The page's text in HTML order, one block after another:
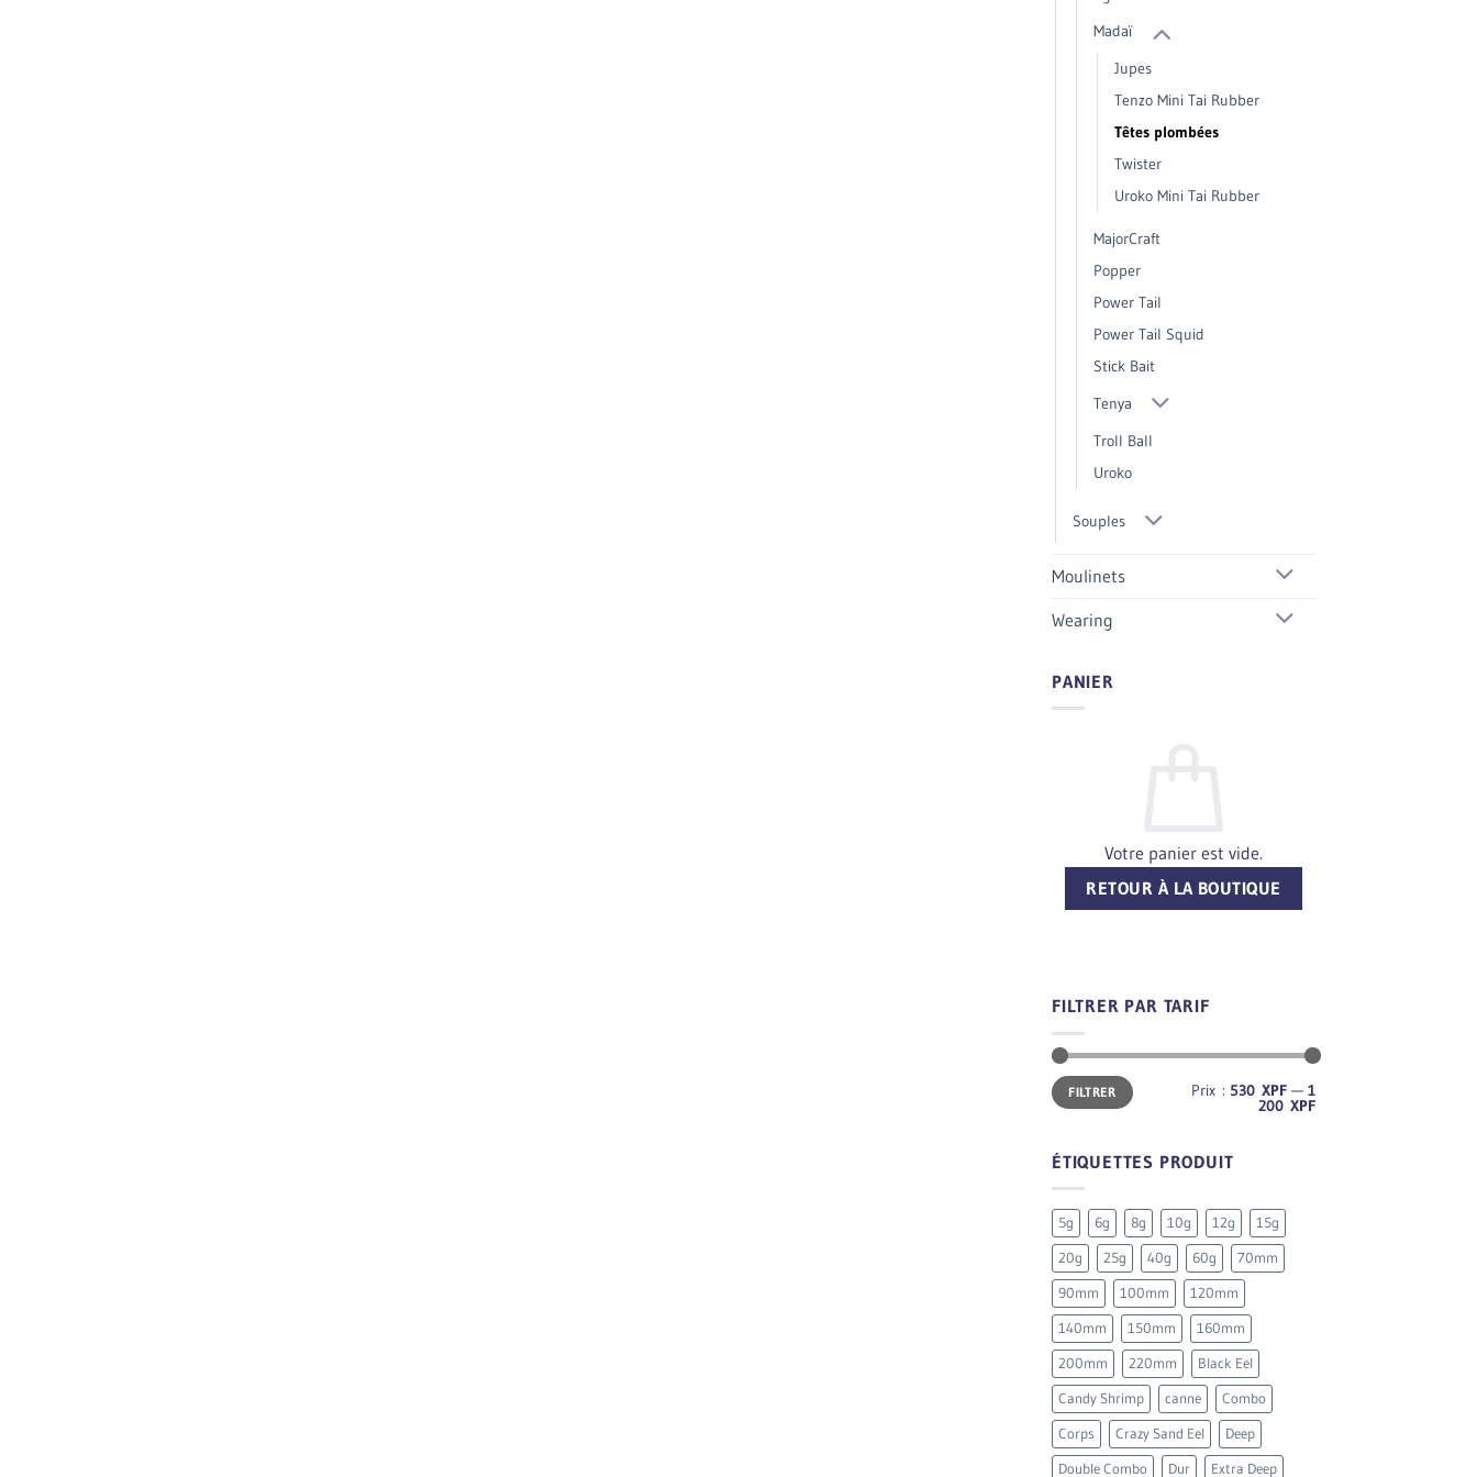
Madaï
Jupes
Tenzo Mini Tai Rubber
Têtes plombées
Twister
Uroko Mini Tai Rubber
MajorCraft
Popper
Power Tail
Power Tail Squid
Stick Bait
Tenya
Troll Ball
Uroko
Souples
Moulinets
Wearing
PANIER
Votre panier est vide.
RETOUR À LA BOUTIQUE
FILTRER PAR TARIF
Prix
min
Prix
maxFILTRER Prix : 530 XPF — 1
200 XPF
ÉTIQUETTES PRODUIT
5g 6g 8g 10g 12g 15g
20g 25g 40g 60g 70mm
90mm 100mm 120mm
140mm 150mm 160mm
200mm 220mm Black Eel
Candy Shrimp canne Combo
Corps Crazy Sand Eel Deep
Double Combo Dur Extra Deep